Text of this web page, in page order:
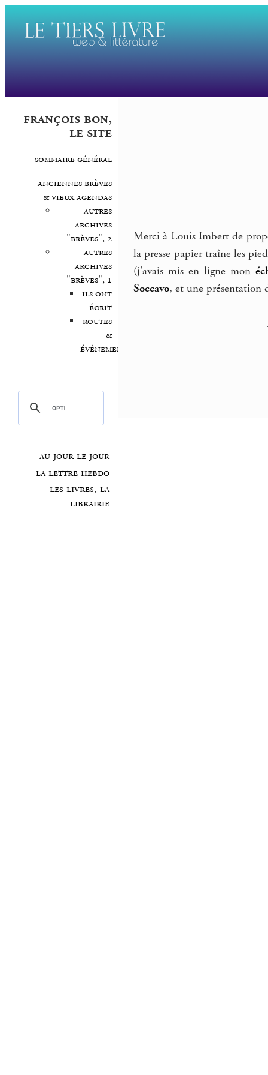
françois bon,
le site
sommaire général
anciennes brèves
& vieux agendas
autres
archives
"brèves", 2
autres
archives
"brèves", 1
ils ont
écrit
routes
&
événements
au jour le jour
la lettre hebdo
les livres, la
librairie
Merci à Louis Imbert de
la presse papier traîne les
(j’avais mis en ligne mon
Soccavo, et une présentation